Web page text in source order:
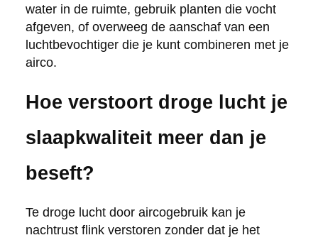
water in de ruimte, gebruik planten die vocht
afgeven, of overweeg de aanschaf van een
luchtbevochtiger die je kunt combineren met je
airco.
Hoe verstoort droge lucht je
slaapkwaliteit meer dan je
beseft?
Te droge lucht door aircogebruik kan je
nachtrust flink verstoren zonder dat je het